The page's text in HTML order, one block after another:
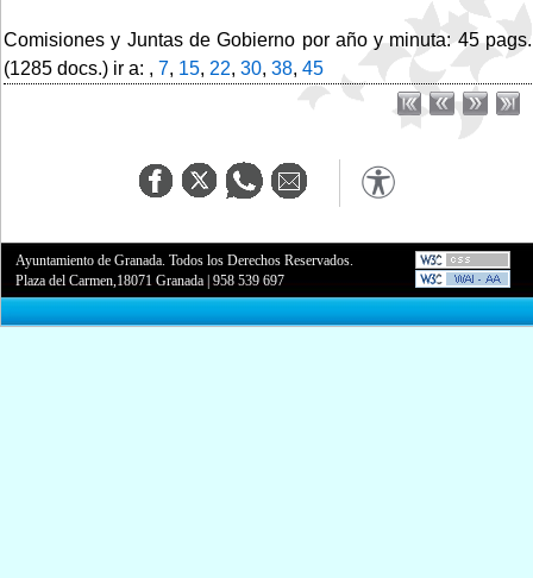
Comisiones y Juntas de Gobierno por año y minuta: 45 pags.
(1285 docs.) ir a: , 7, 15, 22, 30, 38, 45
Ayuntamiento de Granada. Todos los Derechos Reservados.
Plaza del Carmen,18071 Granada |958 539 697